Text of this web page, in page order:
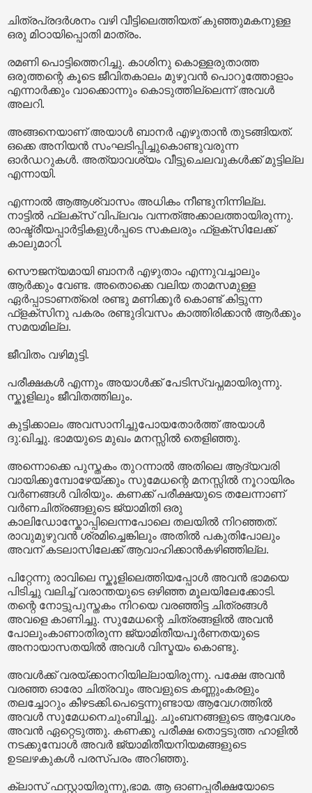
ചിത്രപ്രദർശനം വഴി വീട്ടിലെത്തിയത് കുഞ്ഞുമകനുള്ള
ഒരു മിഠായിപ്പൊതി മാത്രം.
രമണി പൊട്ടിത്തെറിച്ചു. കാശിനു കൊള്ളരുതാത്ത
ഒരുത്തന്റെ കൂടെ ജീവിതകാലം മുഴുവൻ പൊറുത്തോളാം
എന്നാർക്കും വാക്കൊന്നും കൊടുത്തില്ലെന്ന് അവൾ
അലറി.
അങ്ങനെയാണ് അയാൾ ബാനർ എഴുതാൻ തുടങ്ങിയത്.
ഒക്കെ അനിയൻ സംഘടിപ്പിച്ചുകൊണ്ടുവരുന്ന
ഓർഡറുകൾ. അത്യാവശ്യം വീട്ടുചെലവുകൾക്ക് മുട്ടില്ല
എന്നായി.
എന്നാൽ ആആശ്വാസം അധികം നീണ്ടുനിന്നില്ല.
നാട്ടിൽ ഫ്ലക്സ് വിപ്ലവം വന്നത്അക്കാലത്തായിരുന്നു.
രാഷ്ട്രീയപ്പാർട്ടികളുൾപ്പടെ സകലരും ഫ്ളക്സിലേക്ക്
കാലുമാറി.
സൌജന്യമായി ബാനർ എഴുതാം എന്നുവച്ചാലും
ആർക്കും വേണ്ട. അതൊക്കെ വലിയ താമസമുള്ള
ഏർപ്പാടാണത്രെ! രണ്ടു മണിക്കൂർ കൊണ്ട് കിട്ടുന്ന
ഫ്ളക്സിനു പകരം രണ്ടുദിവസം കാത്തിരിക്കാൻ ആർക്കും
സമയമില്ല.
ജീവിതം വഴിമുട്ടി.
പരീക്ഷകൾ എന്നും അയാൾക്ക് പേടിസ്വപ്നമായിരുന്നു.
സ്കൂളിലും ജീവിതത്തിലും.
കുട്ടിക്കാലം അവസാനിച്ചുപോയതോർത്ത് അയാൾ
ദു:ഖിച്ചു. ഭാമയുടെ മുഖം മനസ്സിൽ തെളിഞ്ഞു.
അന്നൊക്കെ പുസ്തകം തുറന്നാൽ അതിലെ ആദ്യവരി
വായിക്കുമ്പോഴേയ്ക്കും സുമേധന്റെ മനസ്സിൽ നൂറായിരം
വർണങ്ങൾ വിരിയും. കണക്ക് പരീക്ഷയുടെ തലേന്നാണ്
വർണചിത്രങ്ങളുടെ ജ്യാമിതി ഒരു
കാലിഡോസ്കോപ്പിലെന്നപോലെ തലയിൽ നിറഞ്ഞത്.
രാവുമുഴുവൻ ശ്രമിച്ചെങ്കിലും അതിൽ പകുതിപോലും
അവന് കടലാസിലേക്ക് ആവാഹിക്കാൻകഴിഞ്ഞില്ല.
പിറ്റേന്നു രാവിലെ സ്കൂളിലെത്തിയപ്പോൾ അവൻ ഭാമയെ
പിടിച്ചു വലിച്ച് വരാന്തയുടെ ഒഴിഞ്ഞ മൂലയിലേക്കോടി.
തന്റെ നോട്ടുപുസ്തകം നിറയെ വരഞ്ഞിട്ട ചിത്രങ്ങൾ
അവളെ കാണിച്ചു. സുമേധന്റെ ചിത്രങ്ങളിൽ അവൻ
പോലുംകാണാതിരുന്ന ജ്യാമിതീയപൂർണതയുടെ
അനായാസതയിൽ അവൾ വിസ്മയം കൊണ്ടു.
അവൾക്ക് വരയ്ക്കാനറിയില്ലായിരുന്നു. പക്ഷേ അവൻ
വരഞ്ഞ ഓരോ ചിത്രവും അവളുടെ കണ്ണുംകരളും
തലച്ചോറും കീഴടക്കി.പെട്ടെന്നുണ്ടായ ആവേഗത്തിൽ
അവൾ സുമേധനെചുംബിച്ചു. ചുംബനങ്ങളുടെ ആവേശം
അവൻ ഏറ്റെടുത്തു. കണക്കു പരീക്ഷ തൊട്ടടുത്ത ഹാളിൽ
നടക്കുമ്പോൾ അവർ ജ്യാമിതീയനിയമങ്ങളുടെ
ഉടലഴകുകൾ പരസ്പരം അറിഞ്ഞു.
ക്ലാസ് ഫസ്റ്റായിരുന്നു,ഭാമ. ആ ഓണപ്പരീക്ഷയോടെ